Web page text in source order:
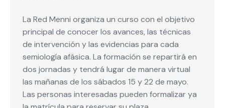
La Red Menni organiza un curso con el objetivo
principal de conocer los avances, las técnicas
de intervención y las evidencias para cada
semiología afásica. La formación se repartirá en
dos jornadas y tendrá lugar de manera virtual
las mañanas de los sábados 15 y 22 de mayo.
Las personas interesadas pueden formalizar ya